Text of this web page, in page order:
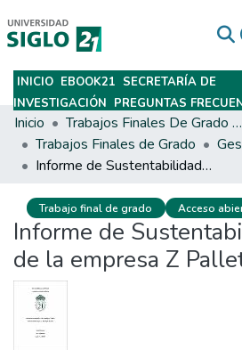
Subir
INICIO EBOOK21 SECRETARÍA DE
INVESTIGACIÓN PREGUNTAS
Inicio
Trabajos Finales De Grado Y Posgrado
Trabajos Finales de Grado
Informe de Sustentabilidad 2020 de la empresa Z Pallets
Trabajo final de grado Acceso
Informe de
de la empresa Z